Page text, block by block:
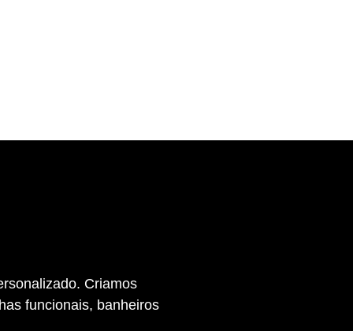
Criamos
funcionais, banheiros